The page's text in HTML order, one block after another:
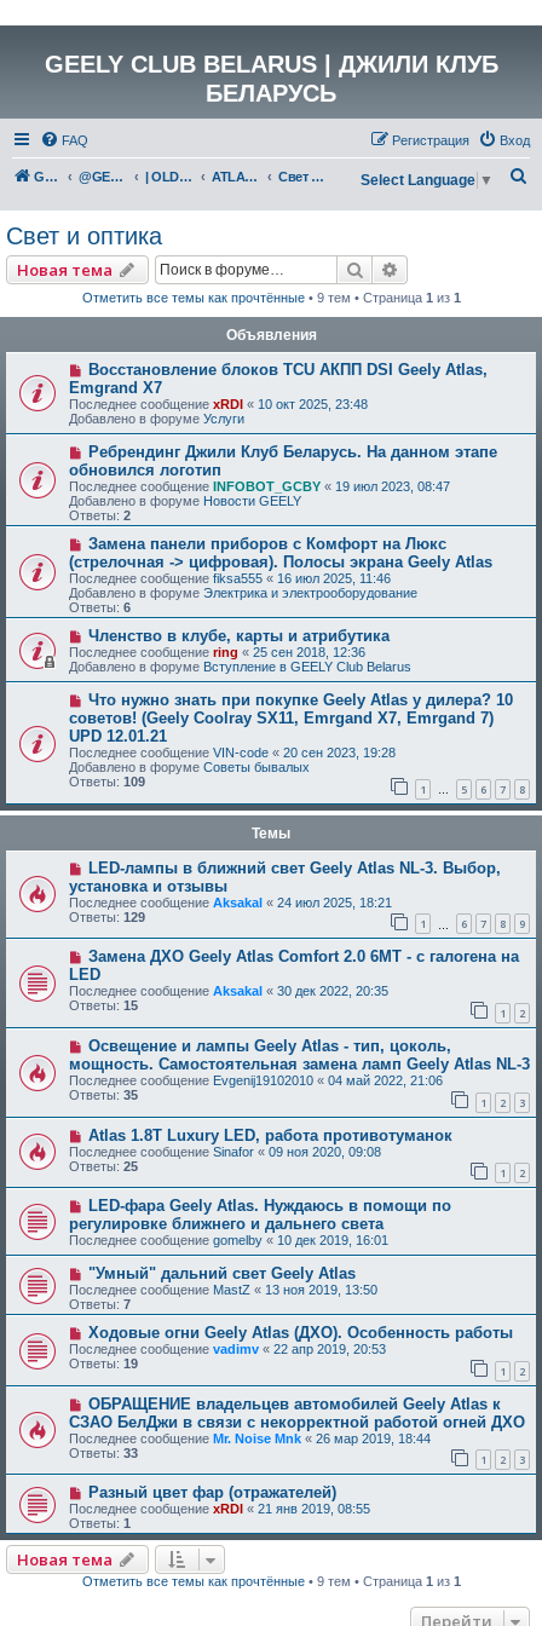
GEELY CLUB BELARUS | ДЖИЛИ КЛУБ
БЕЛАРУСЬ
FAQ Вход
Регистрация
GEELY Club Belarus @GEELYCLUBBY | OLD GEELY ATLAS (NL-3) Свет и оптика Select Language ▼
Свет и оптика
Новая тема Поиск
Отметить все темы как прочтённые• 9 тем • Страница 1 из 1
Объявления
Восстановление блоков TCU АКПП DSI Geely Atlas,
Emgrand X7
Последнее сообщение xRDI « 10 окт 2025, 23:48
Добавлено в форуме Услуги
Ребрендинг Джили Клуб Беларусь. На данном этапе
обновился логотип
Последнее сообщение INFOBOT_GCBY « 19 июл 2023, 08:47
Добавлено в форуме Новости GEELY
Ответы: 2
Замена панели приборов с Комфорт на Люкс
(стрелочная -> цифровая). Полосы экрана Geely Atlas
Последнее сообщение fiksa555 « 16 июл 2025, 11:46
Добавлено в форуме Электрика и электрооборудование
Ответы: 6
Членство в клубе, карты и атрибутика
Последнее сообщение ring « 25 сен 2018, 12:36
Добавлено в форуме Вступление в GEELY Club Belarus
Что нужно знать при покупке Geely Atlas у дилера? 10
советов! (Geely Coolray SX11, Emrgand X7, Emrgand 7)
UPD 12.01.21
Последнее сообщение VIN-code « 20 сен 2023, 19:28
Добавлено в форуме Советы бывалых
Ответы: 109 1 … 5 6 7 8
Темы
LED-лампы в ближний свет Geely Atlas NL-3. Выбор,
установка и отзывы
Последнее сообщение Aksakal « 24 июл 2025, 18:21
Ответы: 129 1 6 7 8 9
Замена ДХО Geely Atlas Comfort 2.0 6MT - с галогена на
LED
Последнее сообщение Aksakal « 30 дек 2022, 20:35
Ответы: 15 1 2
Освещение и лампы Geely Atlas - тип, цоколь,
мощность. Самостоятельная замена ламп Geely Atlas NL-3
Последнее сообщение Evgenij19102010 « 04 май 2022, 21:06
Ответы: 35 1 2 3
Atlas 1.8T Luxury LED, работа противотуманок
Последнее сообщение Sinafor « 09 ноя 2020, 09:08
Ответы: 25 1 2
LED-фара Geely Atlas. Нуждаюсь в помощи по
регулировке ближнего и дальнего света
Последнее сообщение gomelby « 10 дек 2019, 16:01
"Умный" дальний свет Geely Atlas
Последнее сообщение MastZ « 13 ноя 2019, 13:50
Ответы: 7
Ходовые огни Geely Atlas (ДХО). Особенность работы
Последнее сообщение vadimv « 22 апр 2019, 20:53
Ответы: 19 1 2
ОБРАЩЕНИЕ владельцев автомобилей Geely Atlas к
СЗАО БелДжи в связи с некорректной работой огней ДХО
Последнее сообщение Mr. Noise Mnk « 26 мар 2019, 18:44
Ответы: 33 1 2 3
Разный цвет фар (отражателей)
Последнее сообщение xRDI « 21 янв 2019, 08:55
Ответы: 1
Новая тема
Отметить все темы как прочтённые• 9 тем • Страница 1из 1